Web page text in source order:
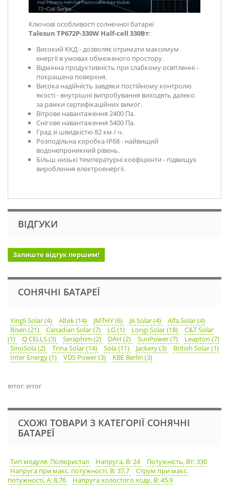
Ключові особливості солнечної батареї
Talesun TP672P-330W Half-cell 330Вт:
Високий ККД - дозволяє отримати максимум
енергії в умовах обмеженого простору.
Відмінна продуктивність при слабкому освітленні -
покращена поверхня.
Висока надійність завдяки постійному контролю
якості - внутрішні випробування виходять далеко
за рамки сертифікаційних вимог.
Вітрове навантаження 2400 Па.
Снігове навантаження 5400 Па.
Град зі швидкістю 82 км / ч.
Розподільна коробка IP68 - найвищий
водонепроникний рівень.
Більш низькі температурні коефіцієнти - підвищує
вироблення електроенергії.
ВІДГУКИ
Залиште відгук першим!
СОНЯЧНІ БАТАРЕЇ
Yingli Solar (4) Altek (14) JMTHY (6) JA Solar (4)
Alfa.Solar (4)
Risen (21)
Canadian Solar (7) LG (1) Longi Solar (18)
C&T Solar
(1)
Q CELLS (3) Seraphim (2) DAH (2) SunPower (7)
Leapton (7)
SinoSola (2)
Trina Solar (14) Sola (11) Jackery (3)
British Solar (1)
Inter Energy (1)
VDS Power (3) KBE Berlin (3)
error: error
СХОЖІ ТОВАРИ З КАТЕГОРІЇ СОНЯЧНІ
БАТАРЕЇ
Тип модуля: Полікристал Напруга, В: 24
Потужність, Вт: 330
Напруга при макс. потужності, В: 37,7
Струм при макс.
потужності, А: 8,76
Напруга холостого ходу, В: 45,9